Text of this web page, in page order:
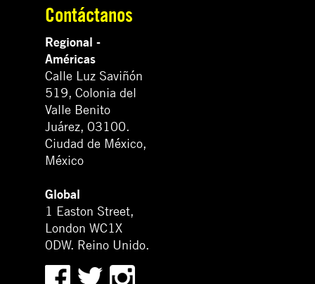
Contáctanos
Regional -
Américas
Calle Luz Saviñón
519, Colonia del
Valle Benito
Juárez, 03100.
Ciudad de México,
México
Global
1 Easton Street,
London WC1X
0DW. Reino Unido.